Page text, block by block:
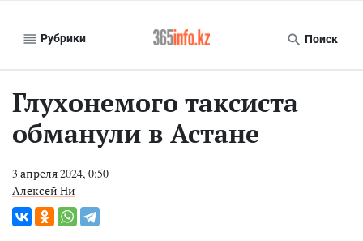
Рубрики Поиск
Глухонемого таксиста
обманули в Астане
3 апреля 2024, 0:50
Алексей Ни